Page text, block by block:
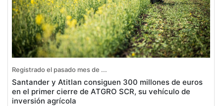
Registrado el pasado mes de ...
Santander y Atitlan consiguen 300 millones de euros
en el primer cierre de ATGRO SCR, su vehículo de
inversión agrícola